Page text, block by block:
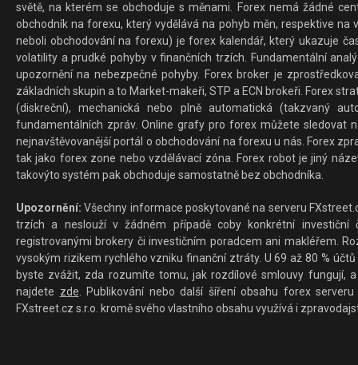
světě, na kterém se obchoduje s měnami. Forex nemá žádné
obchodník na forexu, který vydělává na pohyb měn, respektive
neboli obchodování na forexu) je forex kalendář, který ukazuje
volatility a prudké pohyby v finančních trzích. Fundamentální
upozornění na nebezpečné pohyby. Forex broker je
základních skupin a to Market-makeři, STP a ECN brokeři. Forex
(diskreční), mechanická nebo plně automatická (takzvaný
fundamentálních zpráv. Online grafy pro forex můžete sledovat
nejnavštěvovanější portál o obchodování na forexu u nás. Forex
tak jako forex zone nebo vzdělávací zóna. Forex robot je jiný
takovýto systém pak obchoduje samostatně bez obchodníka.
Upozornění: Všechny informace poskytované na serveru
trzích a neslouží v žádném případě coby konkrétní investiční
registrovanými brokery či investičním poradcem ani makléřem.
vysokým rizikem rychlého vzniku finanční ztráty. U 69 až 80 %
byste zvážit, zda rozumíte tomu, jak rozdílové smlouvy fungují,
najdete zde. Publikování nebo další šíření obsahu forex
FXstreet.cz s.r.o. kromě svého vlastního obsahu využívá i